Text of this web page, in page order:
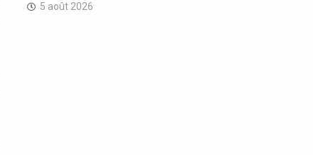
5 août 2026